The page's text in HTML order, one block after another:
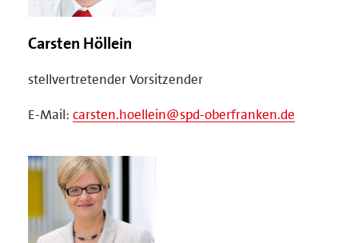
Carsten Höllein
stellvertretender Vorsitzender
E-Mail: carsten.hoellein@spd-oberfranken.de